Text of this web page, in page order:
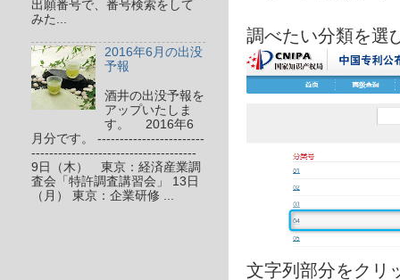
調べたい分類を選
文字列部分をク
出願番号で、番号検索をして
みた...
2016年6月の出没
予報
酒井の出没予報を
アップいたしま
す。 2016年6
月分です。 ------------------------
-------------------------------------
9日（木） 東京：経済産業調
査会「特許調査講習会」 13日
（月） 東京：企業研修 ...